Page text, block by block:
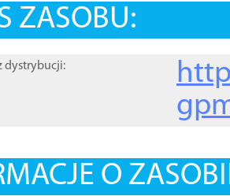
ZASOBU:
dystrybucji:
O